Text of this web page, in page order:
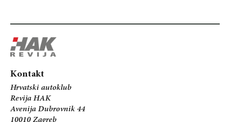
Kontakt
Hrvatski autoklub
Revija HAK
Avenija Dubrovnik 44
10010 Zagreb